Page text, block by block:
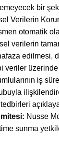
bir
Verilerin
otomatik
verilerin
edilmesi,
veriler
iş
Nusse
sunma